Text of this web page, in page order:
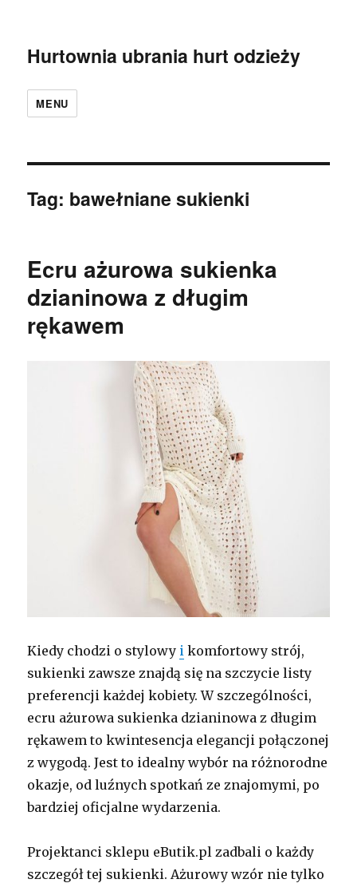
Hurtownia ubrania hurt odzieży
MENU
Tag: bawełniane sukienki
Ecru ażurowa sukienka
dzianinowa z długim
rękawem
Kiedy chodzi o stylowy i komfortowy strój,
sukienki zawsze znajdą się na szczycie listy
preferencji każdej kobiety. W szczególności,
ecru ażurowa sukienka dzianinowa z długim
rękawem to kwintesencja elegancji połączonej
z wygodą. Jest to idealny wybór na różnorodne
okazje, od luźnych spotkań ze znajomymi, po
bardziej oficjalne wydarzenia.
Projektanci sklepu eButik.pl zadbali o każdy
szczegół tej sukienki. Ażurowy wzór nie tylko